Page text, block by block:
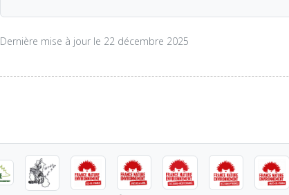
Dernière mise à jour le 22 décembre 2025